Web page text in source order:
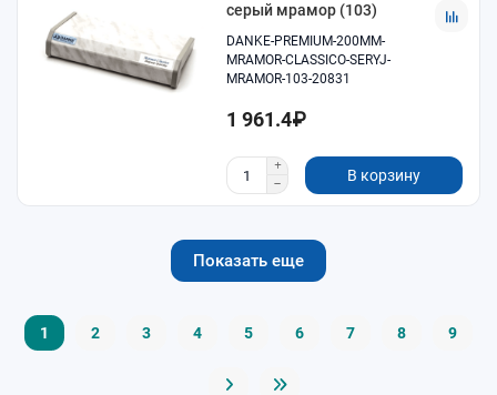
серый мрамор (103)
DANKE-PREMIUM-200MM-
MRAMOR-CLASSICO-SERYJ-
MRAMOR-103-20831
1 961.4₽
В корзину
Показать еще
1 2 3 4 5 6 7 8 9